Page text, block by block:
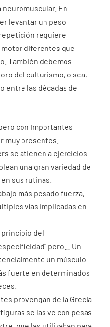
En
levantar un peso
requiere
diferentes que
También debemos
del culturismo, o sea,
entre las décadas de
con importantes
muy presentes.
se atienen a ejercicios
una gran variedad de
sus rutinas.
más pesado fuerza,
vías implicadas en
principio del
pero… Un
un músculo
fuerte en determinados
provengan de la Grecia
se las ve con pesas
que las utilizaban para